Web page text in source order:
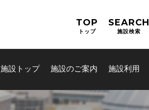
TOP
トップ
SEARCH
施設検索
施設トップ 施設のご案内 施設利用